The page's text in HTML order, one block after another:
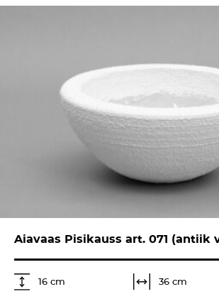
Aiavaas Pisikauss art. 071 (antiik
16 cm 36 cm